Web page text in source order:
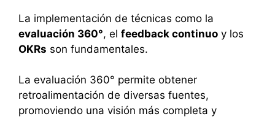
La implementación de técnicas como la
evaluación 360°, el feedback continuo y los
OKRs son fundamentales.
La evaluación 360° permite obtener
retroalimentación de diversas fuentes,
promoviendo una visión más completa y